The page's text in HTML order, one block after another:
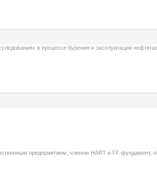
в процессе бурения и эксплуатации
предприятием, членом HART и FF фундамент,